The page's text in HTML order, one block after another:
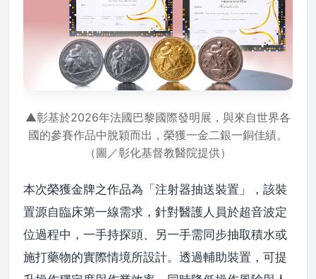
▲彰基於2026年法國巴黎國際發明展，與來自世界各
國的參賽作品中脫穎而出，榮獲一金二銀一銅佳績。
（圖／彰化基督教醫院提供）
本次榮獲金牌之作品為「注射器抽送裝置」，該裝
置源自臨床第一線需求，針對醫護人員於超音波定
位過程中，一手持探頭、另一手需同步抽取積水或
施打藥物的實際情境所設計。透過輔助裝置，可提